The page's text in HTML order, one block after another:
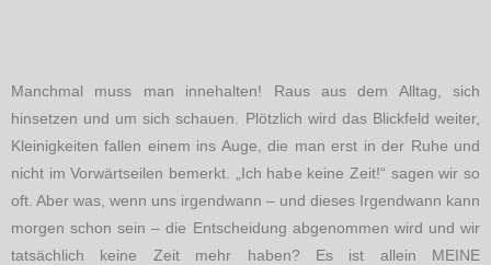
Manchmal muss man innehalten! Raus aus dem Alltag, sich
hinsetzen und um sich schauen. Plötzlich wird das Blickfeld weiter,
Kleinigkeiten fallen einem ins Auge, die man erst in der Ruhe und
nicht im Vorwärtseilen bemerkt. „Ich habe keine Zeit!“ sagen wir so
oft. Aber was, wenn uns irgendwann – und dieses Irgendwann kann
morgen schon sein – die Entscheidung abgenommen wird und wir
tatsächlich keine Zeit mehr haben? Es ist allein MEINE